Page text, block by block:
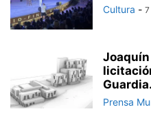
Cultura -
Prensa